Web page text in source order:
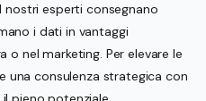
nostri esperti consegnano
i dati in vantaggi
nel marketing. Per elevare le
una consulenza strategica con